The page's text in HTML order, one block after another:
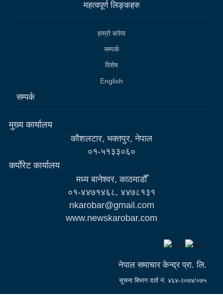
महत्वपूर्ण लिङ्कहरु
हाम्राे बारेमा
सम्पर्क
विशेष
English
सम्पर्क
मुख्य कार्यालय
कौशलटार, भक्तपुर, नेपाल
०१-५१३३०६०
कर्पाेरेट कार्यालय
मध्य बानेश्वर, काठमाडौँ
०१-४४७१४६८, ४४७८१३१
nkarobar@gmail.com
www.newskarobar.com
नेपाल समाचार केन्द्र प्रा. लि.
सूचना बिभाग दर्ता नं. ४६४-२०७४/०७५